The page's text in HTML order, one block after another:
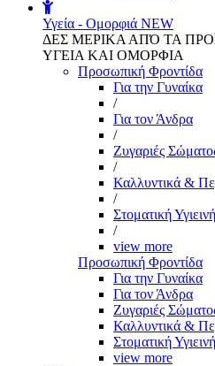
Υγεία - Ομορφιά NEW
ΔΕΣ ΜΕΡΙΚΑ ΑΠΌ ΤΑ
ΥΓΕΙΑ ΚΑΙ ΟΜΟΡΦΙΑ
Προσωπική Φροντίδα
Για την Γυναίκα
/
Για τον Άνδρα
/
Ζυγαριές
/
Καλλυντικά &
/
Στοματική Υγιεινή
/
view more
Προσωπική Φροντίδα
Για την Γυναίκα
Για τον Άνδρα
Ζυγαριές
Καλλυντικά &
Στοματική Υγιεινή
view more